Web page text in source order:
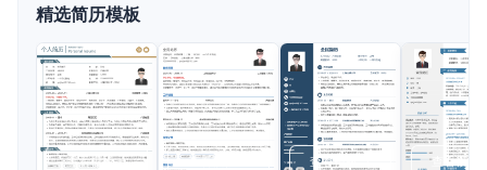
AI 模拟面试
面试自我介绍
AI 职场工具 New
简历模板
精选简历模板
查看模板 查看模板 查看模板 查看模板